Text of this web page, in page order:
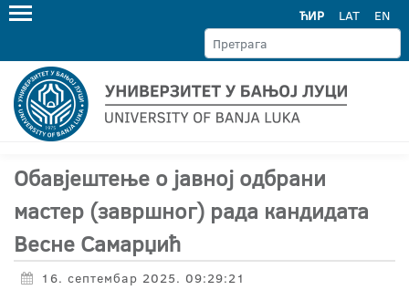
ЋИР LAT EN
Обавјештење о јавној одбрани
мастер (завршног) рада кандидата
Весне Самарџић
16. септембар 2025. 09:29:21